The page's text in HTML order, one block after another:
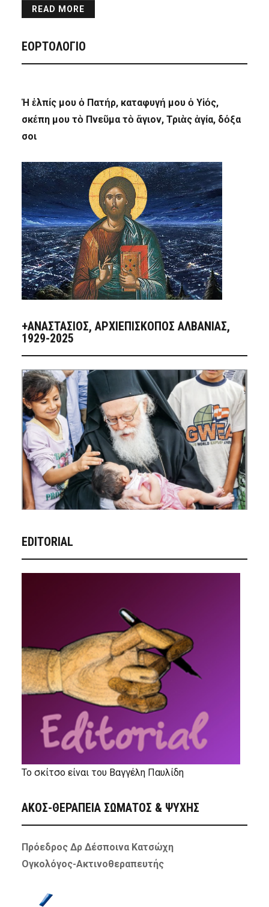
READ MORE
ΕΟΡΤΟΛΟΓΙΟ
Ἡ ἐλπίς μου ὁ Πατήρ, καταφυγή μου ὁ Υἱός,
σκέπη μου τὸ Πνεῦμα τὸ ἅγιον, Τριὰς ἁγία, δόξα
σοι
+ΑΝΑΣΤΆΣΙΟΣ, ΑΡΧΙΕΠΊΣΚΟΠΟΣ ΑΛΒΑΝΊΑΣ,
1929-2025
EDITORIAL
Το σκίτσο είναι του Βαγγέλη Παυλίδη
ΑΚΟΣ-ΘΕΡΑΠΕΙΑ ΣΩΜΑΤΟΣ & ΨΥΧΗΣ
Πρόεδρος Δρ Δέσποινα Κατσώχη
Ογκολόγος-Ακτινοθεραπευτής